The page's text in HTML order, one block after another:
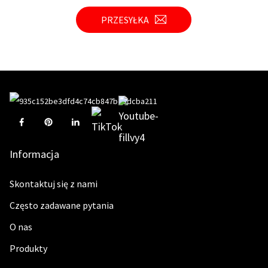
PRZESYŁKA
Informacja
Skontaktuj się z nami
Często zadawane pytania
O nas
Produkty